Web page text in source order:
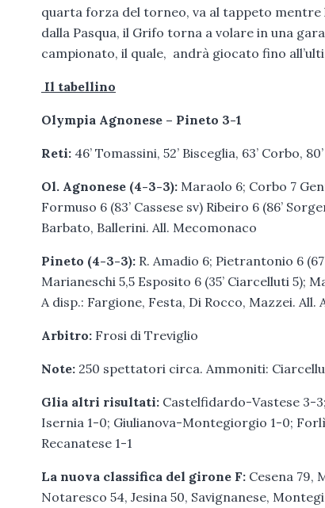
quarta forza del torneo, va al tappeto
dalla Pasqua, il Grifo torna a volare in una
campionato, il quale, andrà giocato fino
Il tabellino
Olympia Agnonese – Pineto 3-1
Reti: 46’ Tomassini, 52’ Bisceglia, 63’ Corbo,
Ol. Agnonese (4-3-3): Maraolo 6; Corbo 7
Formuso 6 (83’ Cassese sv) Ribeiro 6 (86’
Barbato, Ballerini. All. Mecomonaco
Pineto (4-3-3): R. Amadio 6; Pietrantonio 6
Marianeschi 5,5 Esposito 6 (35’ Ciarcelluti 5);
A disp.: Fargione, Festa, Di Rocco, Mazzei. All.
Arbitro: Frosi di Treviglio
Note: 250 spettatori circa. Ammoniti:
Glia altri risultati: Castelfidardo-Vastese 3-
Isernia 1-0; Giulianova-Montegiorgio 1-0;
Recanatese 1-1
La nuova classifica del girone F: Cesena 79,
Notaresco 54, Jesina 50, Savignanese,